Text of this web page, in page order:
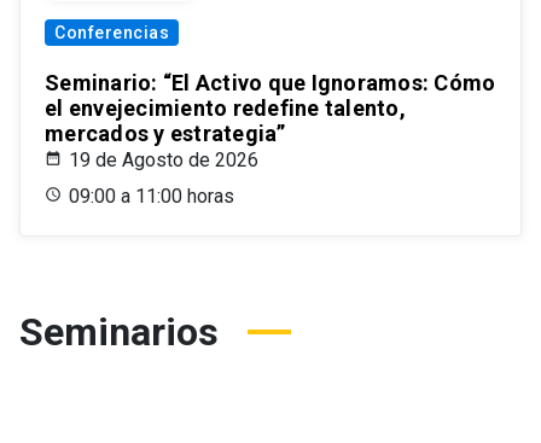
Conferencias
Seminario: “El Activo que Ignoramos: Cómo
el envejecimiento redefine talento,
mercados y estrategia”
19 de Agosto de 2026
09:00 a 11:00 horas
Seminarios